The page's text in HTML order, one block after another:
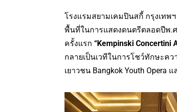
โรงแรมสยามเคมปินสกี้ กรุงเทพ
พื้นที่ในการแสดงดนตรีตลอดปีพ.
ครั้งแรก “Kempinski Concertini
กลายเป็นเวทีในการโชว์ทักษะค
เยาวชน Bangkok Youth Opera